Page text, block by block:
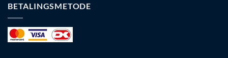
BETALINGSMETODE